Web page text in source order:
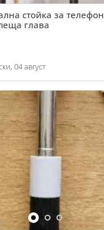
стойка за телефон
глава
04 август